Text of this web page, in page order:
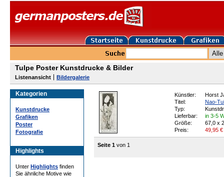
Tulpe Poster Kunstdrucke & Bilder
Listenansicht Bildergalerie
Kategorien
Kunstdrucke
Grafiken
Poster
Fotografie
Highlights
Unter Highlights finden
Sie ähnliche Motive wie
Künstler:
Horst
Titel:
Nao-
Typ:
Lieferbar:
in 3-5
Größe:
67,0 x
Preis:
49,95 €
Seite 1 von 1